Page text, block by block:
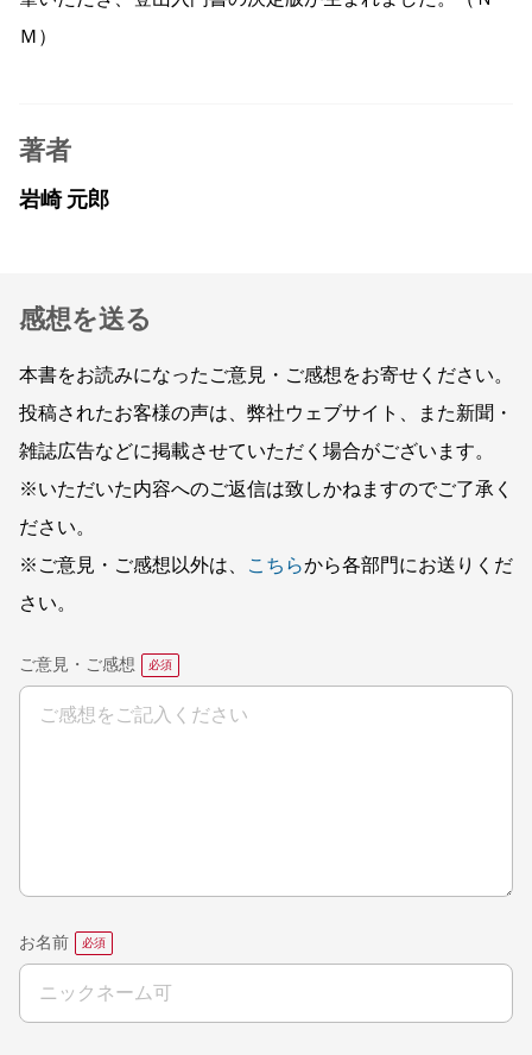
Ｍ）
著者
岩崎 元郎
感想を送る
本書をお読みになったご意見・ご感想をお寄せください。
投稿されたお客様の声は、弊社ウェブサイト、また新聞・
雑誌広告などに掲載させていただく場合がございます。
※いただいた内容へのご返信は致しかねますのでご了承く
ださい。
※ご意見・ご感想以外は、
こちらから各部門にお送りくだ
さい。
ご意見・ご感想
お名前